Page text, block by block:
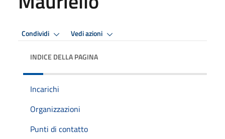
Condividi Vedi azioni
INDICE DELLA PAGINA
Incarichi
Organizzazioni
Punti di contatto